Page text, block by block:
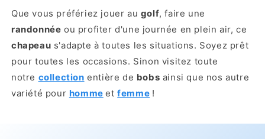
Que vous préfériez jouer au golf, faire une
randonnée ou profiter d'une journée en plein air, ce
chapeau s'adapte à toutes les situations. Soyez prêt
pour toutes les occasions. Sinon visitez toute
notre collection entière de bobs ainsi que nos autre
variété pour homme etfemme !